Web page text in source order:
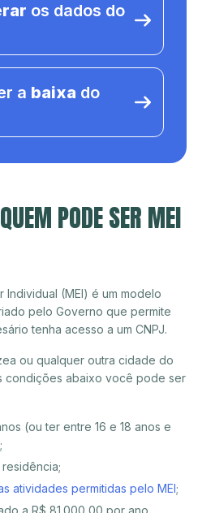
os dados do
a baixa do
PODE SER MEI
(MEI) é um modelo
pelo Governo que permite
tenha acesso a um CNPJ.
ou qualquer outra cidade do
condições abaixo você pode ser
(ou ter entre 16 e 18 anos e
atividades permitidas pelo MEI;
a R$ 81.000,00 por ano